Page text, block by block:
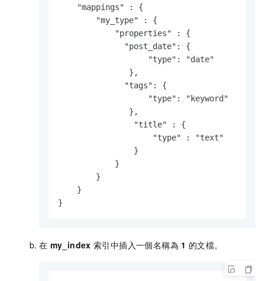
    "mappings" : {
        "my_type" : {
            "properties" : {
              "post_date": {
                   "type": "date"
               },
              "tags": {
                   "type": "keyword"
               },
                "title" : {
                    "type" : "text"
                }
            }
        }
    }
}
在 my_index 索引中插入一個名稱為 1 的文檔。